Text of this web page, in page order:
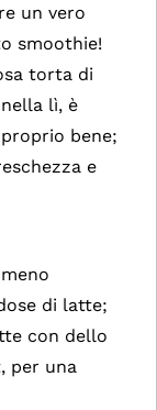
un vero
smoothie!
torta di
lì, è
bene;
e
di latte;
con dello
per una